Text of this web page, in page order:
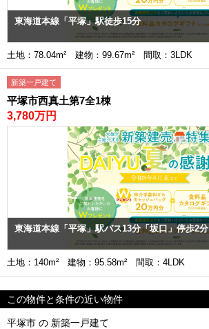
東海道本線「平塚」駅徒歩15分
土地：78.04m² 建物：99.67m² 間取：3LDK
新築一戸建て
平塚市西真土第7全1棟
3,780万円
東海道本線「平塚」駅バス13分「坂口」停歩2分
土地：140m² 建物：95.58m² 間取：4LDK
この物件と条件の近い物件
平塚市 の 新築一戸建て